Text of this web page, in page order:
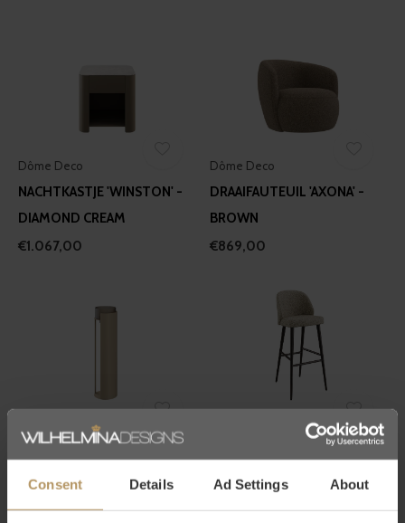
Consent Details Ad Settings About
Dôme Deco
NACHTKASTJE 'WINSTON' -
DIAMOND CREAM
€1.067,00
Dôme Deco
DRAAIFAUTEUIL 'AXONA' -
BROWN
€869,00
TAUPE
€757,00
BARSTOEL 'VERGE' - PHILO
BEIGE